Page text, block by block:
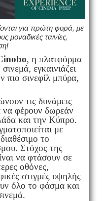
για πρώτη φορά, με
μοναδικές ταινίες,
, η πλατφόρμα
εγκαινιάζει
πιο σινεφίλ μπύρα,
τις δυνάμεις
να φέρουν δωρεάν
και την Κύπρο.
με
το
Στόχος της
να φτάσουν σε
οθόνες,
στιγμές υψηλής
όλο το φάσμα και